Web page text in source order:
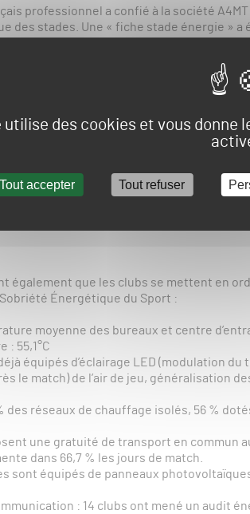
utilise des cookies et vous donne
Tout accepter Tout refuser
professionnel a confié à la société A4MT
des stades. Une « fiche stade énergie » a
1 ou Ligue 2, elle analyse 84 critères.
1 et 17 de Ligue 2 étudiés) permet
d’un stade accueillant un club de football
grandes jauges par saison, dont 20,8
de match.
moyenne : 2,358 MWh (électricité,
: 14 336 m3 par an
spécificités, une classification en 7
également que les clubs se mettent en
Énergétique du Sport :
moyenne des bureaux et centre
: 55,1°C
équipés d’éclairage LED (modulation du
le match) de l’air de jeu, généralisation
réseaux de chauffage isolés, 56 %
une gratuité de transport en commun
dans 66,7 % les jours de match.
sont équipés de panneaux
: 14 clubs ont mené un audit